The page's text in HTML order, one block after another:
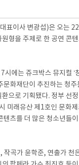
표이사 변광섭)은 오는
형을 주제로 한 공연 콘
시에는 쥬크박스 뮤지컬 ‘
문화재단이 추진하는 청주
으로 기획됐다. 정부 선
미래유산 제1호인 문화
텐츠를 더 많은 청소년들
작곡가 윤학준, 연출가 천